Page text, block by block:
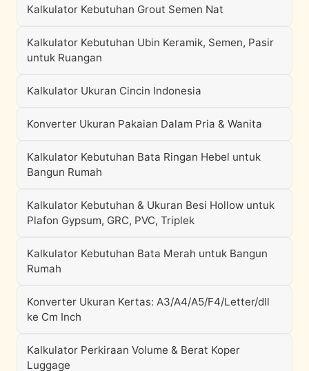
Kalkulator Kebutuhan Grout Semen Nat
Kalkulator Kebutuhan Ubin Keramik, Semen, Pasir
untuk Ruangan
Kalkulator Ukuran Cincin Indonesia
Konverter Ukuran Pakaian Dalam Pria & Wanita
Kalkulator Kebutuhan Bata Ringan Hebel untuk
Bangun Rumah
Kalkulator Kebutuhan & Ukuran Besi Hollow untuk
Plafon Gypsum, GRC, PVC, Triplek
Kalkulator Kebutuhan Bata Merah untuk Bangun
Rumah
Konverter Ukuran Kertas: A3/A4/A5/F4/Letter/dll
ke Cm Inch
Kalkulator Perkiraan Volume & Berat Koper
Luggage